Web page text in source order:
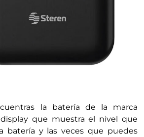
la batería de la marca
que muestra el nivel que
batería y las veces que puedes